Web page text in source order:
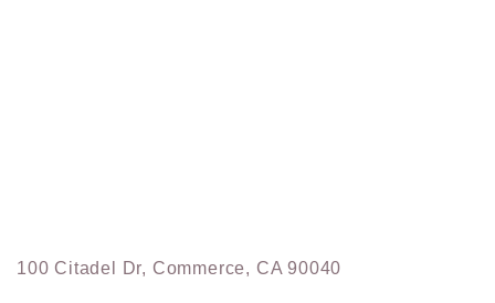
100 Citadel Dr, Commerce, CA 90040